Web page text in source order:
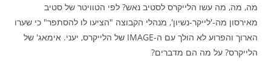
מה, מה, מה עשו הלייקרס לסטיב נאש? לפי הטוויטר של סטיב
מאירסון מה-'לייקר-נשיון', מנהלי הקבוצה "הציעו לו להסתפר" כי שערו
הארוך והפרוע לא הולך עם ה-IMAGE של הלייקרס, יעני. אימאג' של
הלייקרס? על מה הם מדברים?